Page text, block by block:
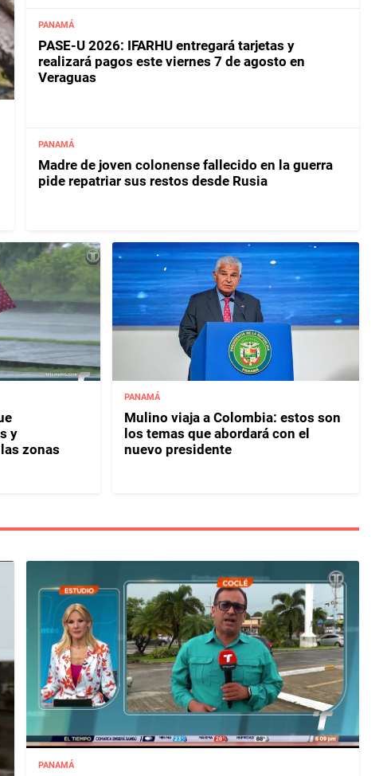
PANAMÁ
PASE-U 2026: IFARHU entregará tarjetas y
realizará pagos este viernes 7 de agosto en
Veraguas
PANAMÁ
Madre de joven colonense fallecido en la guerra
pide repatriar sus restos desde Rusia
y
zonas
PANAMÁ
Mulino viaja a Colombia: estos son
los temas que abordará con el
nuevo presidente
PANAMÁ